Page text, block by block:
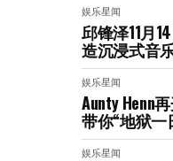
娱乐星闻
邱锋泽11月
造沉浸式音
娱乐星闻
Aunty Henn
带你“地狱一
娱乐星闻